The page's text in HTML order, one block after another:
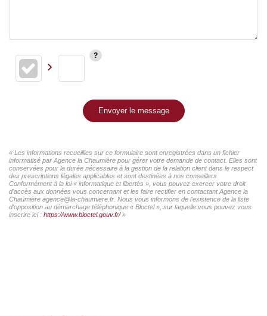
Envoyer le message
« Les informations recueillies sur ce formulaire sont enregistrées dans un fichier
informatisé par Agence la Chaumière pour gérer votre demande de contact. Elles sont
conservées pour la durée nécessaire à la gestion de la relation client dans le respect
des prescriptions légales applicables et sont destinées à nos conseillers
Conformément à la loi « informatique et libertés », vous pouvez exercer votre droit
d'accès aux données vous concernant et les faire rectifier en contactant Agence la
Chaumière agence@la-chaumiere.fr. Nous vous informons de l'existence de la liste
d'opposition au démarchage téléphonique « Bloctel », sur laquelle vous pouvez vous
inscrire ici : https://www.bloctel.gouv.fr/»